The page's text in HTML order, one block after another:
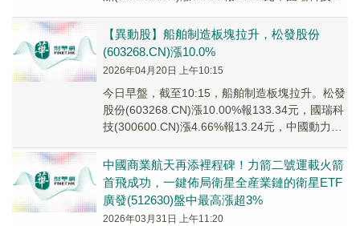
【異動股】船舶制造板塊拉升，松發股份
(603268.CN)漲10.0%
2026年04月20日 上午10:15
今日早盤，截至10:15，船舶制造板塊拉升。松發
股份(603268.CN)漲10.00%報133.34元，國瑞科
技(300600.CN)漲4.66%報13.24元，中國動力
中國商業航天再添裡程碑！力箭二號運載火箭
首飛成功，一鍵佈局衛星全産業鏈的衛星ETF
廣發(512630)盤中最高漲超3%
2026年03月31日 上午11:20